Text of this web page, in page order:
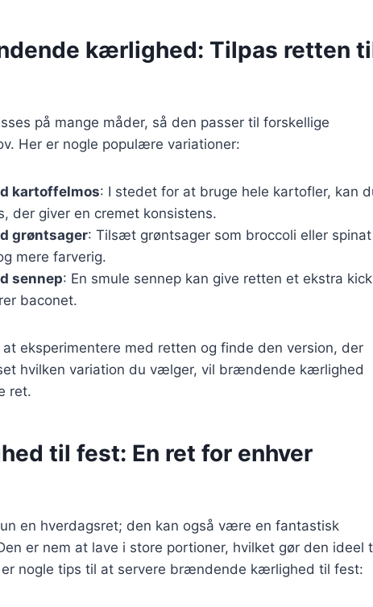
kærlighed: Tilpas retten
på mange måder, så den passer til forskellige
Her er nogle populære variationer:
kartoffelmos: I stedet for at bruge hele kartofler, kan
der giver en cremet konsistens.
grøntsager: Tilsæt grøntsager som broccoli eller spinat
mere farverig.
sennep: En smule sennep kan give retten et ekstra kick
baconet.
eksperimentere med retten og finde den version, der
hvilken variation du vælger, vil brændende kærlighed
ret.
til fest: En ret for enhver
en hverdagsret; den kan også være en fantastisk
er nem at lave i store portioner, hvilket gør den ideel
nogle tips til at servere brændende kærlighed til fest: